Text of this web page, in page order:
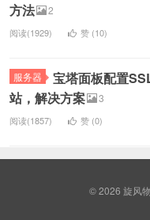
方法
2
阅读(1929) 赞 (10)
服务器
宝塔面板配置
站，解决方案
3
阅读(1857) 赞 (0)
© 2026 旋风